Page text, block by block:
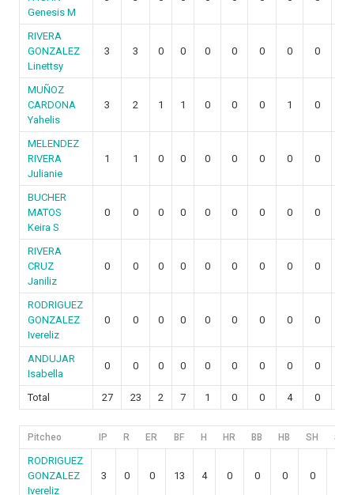
Genesis M
RIVERA
GONZALEZ
Linettsy
3 3 0 0 0 0 0 0 0
MUÑOZ
CARDONA
Yahelis
3 2 1 1 0 0 0 1 0
MELENDEZ
RIVERA
Julianie
1 1 0 0 0 0 0 0 0
BUCHER
MATOS
Keira S
0 0 0 0 0 0 0 0 0
RIVERA
CRUZ
Janiliz
0 0 0 0 0 0 0 0 0
RODRIGUEZ
GONZALEZ
Ivereliz
0 0 0 0 0 0 0 0 0
ANDUJAR
Isabella
0 0 0 0 0 0 0 0 0
Total 27 23 2 7 1 0 0 4 0
Pitcheo IP R ER BF H HR BB HB SH SF
RODRIGUEZ
GONZALEZ
Ivereliz
3 0 0 13 4 0 0 0 0